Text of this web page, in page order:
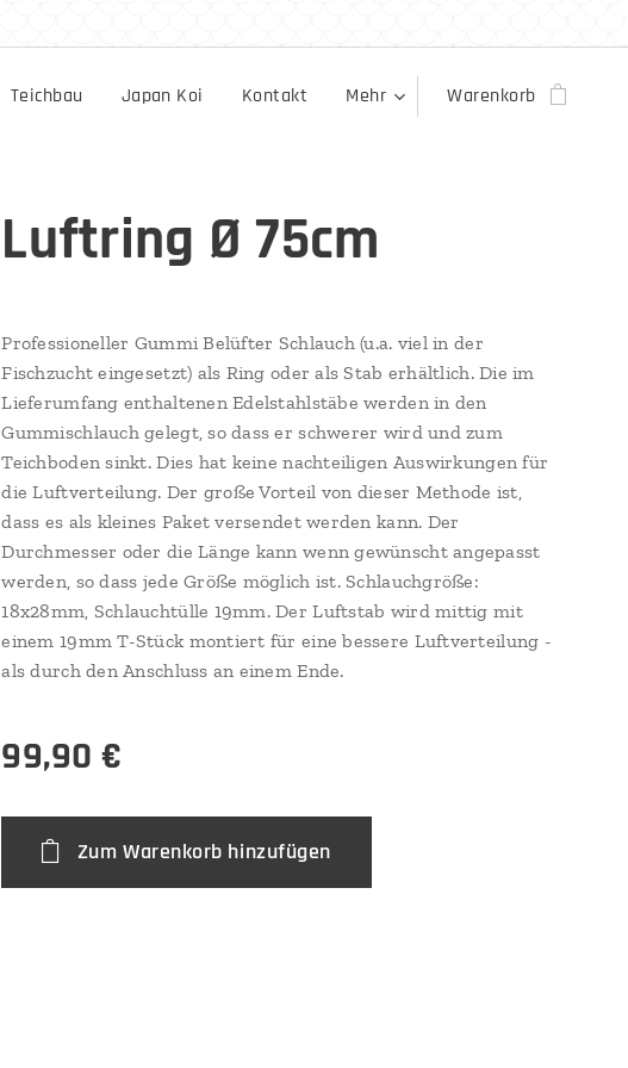
Teichbau Japan Koi Kontakt Mehr Warenkorb
Luftring Ø 75cm
Professioneller Gummi Belüfter Schlauch (u.a. viel in der
Fischzucht eingesetzt) als Ring oder als Stab erhältlich. Die im
Lieferumfang enthaltenen Edelstahlstäbe werden in den
Gummischlauch gelegt, so dass er schwerer wird und zum
Teichboden sinkt. Dies hat keine nachteiligen Auswirkungen für
die Luftverteilung. Der große Vorteil von dieser Methode ist,
dass es als kleines Paket versendet werden kann. Der
Durchmesser oder die Länge kann wenn gewünscht angepasst
werden, so dass jede Größe möglich ist. Schlauchgröße:
18x28mm, Schlauchtülle 19mm. Der Luftstab wird mittig mit
einem 19mm T-Stück montiert für eine bessere Luftverteilung -
als durch den Anschluss an einem Ende.
99,90 €
Zum Warenkorb hinzufügen